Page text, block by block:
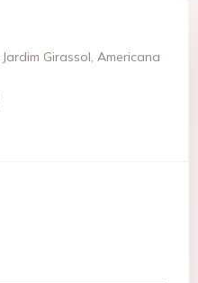
Girassol, Americana